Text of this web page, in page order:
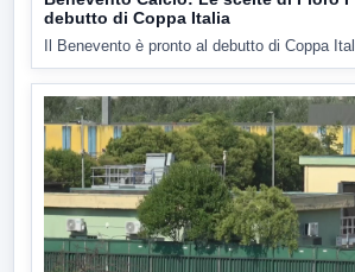
debutto di Coppa Italia
Il Benevento è pronto al debutto di Coppa